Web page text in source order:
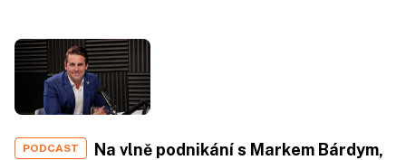
PODCAST
Na vlně podnikání s Markem Bárdym,